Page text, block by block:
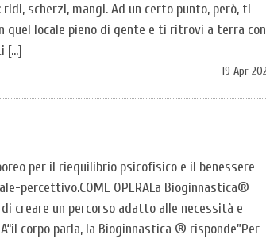
scherzi, mangi. Ad un certo punto, però, ti
quel locale pieno di gente e ti ritrovi a terra con
[…]
19 Apr
per il riequilibrio psicofisico e il benessere
percettivo.COME OPERALa Bioginnastica®
creare un percorso adatto alle necessità e
corpo parla, la Bioginnastica ® risponde”Per